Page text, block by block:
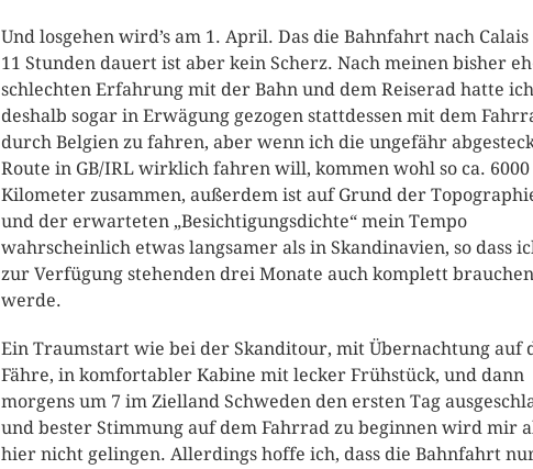
Und losgehen wird’s am 1. April. Das die Bahnfahrt nach Calais
11 Stunden dauert ist aber kein Scherz. Nach meinen bisher
schlechten Erfahrung mit der Bahn und dem Reiserad hatte ich
deshalb sogar in Erwägung gezogen stattdessen mit dem
durch Belgien zu fahren, aber wenn ich die ungefähr
Route in GB/IRL wirklich fahren will, kommen wohl so ca. 6000
Kilometer zusammen, außerdem ist auf Grund der
und der erwarteten „Besichtigungsdichte“ mein Tempo
wahrscheinlich etwas langsamer als in Skandinavien, so dass
zur Verfügung stehenden drei Monate auch komplett brauchen
werde.
Ein Traumstart wie bei der Skanditour, mit Übernachtung auf
Fähre, in komfortabler Kabine mit lecker Frühstück, und dann
morgens um 7 im Zielland Schweden den ersten Tag
und bester Stimmung auf dem Fahrrad zu beginnen wird mir
hier nicht gelingen. Allerdings hoffe ich, dass die Bahnfahrt